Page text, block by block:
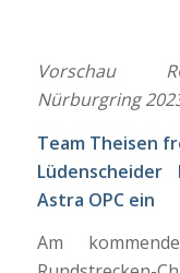
Vorschau
Nürburgring
Team Theisen
Astra OPC ein
Am